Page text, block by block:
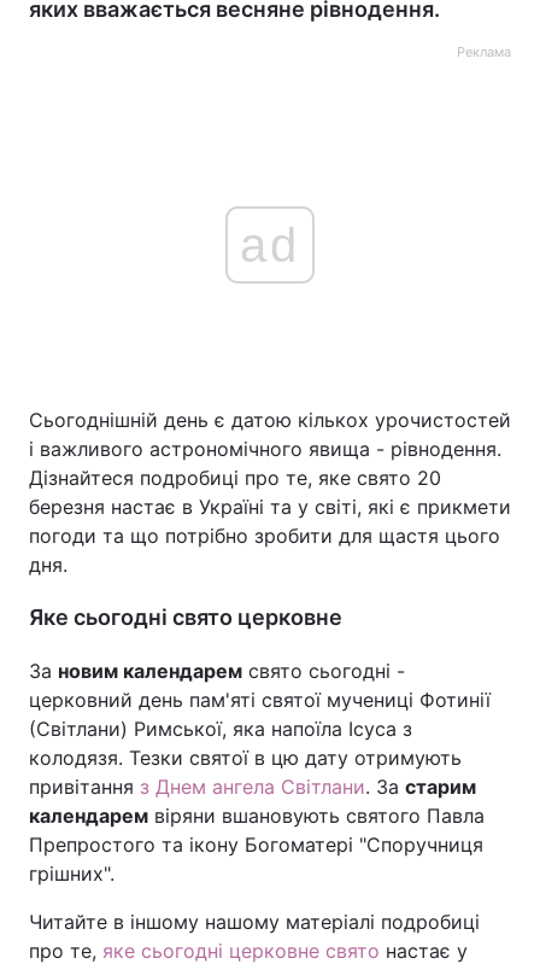
яких вважається весняне рівнодення.
Реклама
ad
Сьогоднішній день є датою кількох урочистостей
і важливого астрономічного явища - рівнодення.
Дізнайтеся подробиці про те, яке свято 20
березня настає в Україні та у світі, які є прикмети
погоди та що потрібно зробити для щастя цього
дня.
Яке сьогодні свято церковне
За новим календарем свято сьогодні -
церковний день пам'яті святої мучениці Фотинії
(Світлани) Римської, яка напоїла Ісуса з
колодязя. Тезки святої в цю дату отримують
привітання з Днем ангела Світлани. За старим
календарем віряни вшановують святого Павла
Препростого та ікону Богоматері "Споручниця
грішних".
Читайте в іншому нашому матеріалі подробиці
про те, яке сьогодні церковне свято настає у